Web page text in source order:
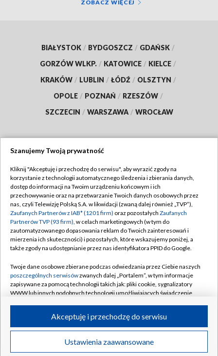
ZOBACZ WIĘCEJ
BIAŁYSTOK / BYDGOSZCZ / GDAŃSK /
GORZÓW WLKP. / KATOWICE / KIELCE /
KRAKÓW / LUBLIN / ŁÓDŹ / OLSZTYN /
OPOLE / POZNAŃ / RZESZÓW /
SZCZECIN / WARSZAWA / WROCŁAW
TVP
Abonament TVP
Emisja w TVP
Centrum informacji TVP
Naziemna Telewizja Cyfrowa
Rada Programowa
System NOS
Informacje o nadawcy
Program dla prasy
Ogłoszenie przetargowe
Regulamin TVP
Polityka prywatności
Moje zgody
Pomoc
Kontakt
Kanały
©2026 Telewizja Polska S.A. w likwidacji
Szanujemy Twoją prywatność
Kliknij "Akceptuję i przechodzę do serwisu", aby wyrazić zgody na
korzystanie z technologii automatycznego śledzenia i zbierania danych,
dostęp do informacji na Twoim urządzeniu końcowym i ich
przechowywanie oraz na przetwarzanie Twoich danych osobowych przez
nas, czyli Telewizję Polską S.A. w likwidacji (zwaną dalej również „TVP”),
Zaufanych Partnerów z IAB* (1201 firm) oraz pozostałych Zaufanych
Partnerów TVP (93 firm), w celach marketingowych (w tym do
zautomatyzowanego dopasowania reklam do Twoich zainteresowań i
mierzenia ich skuteczności) i pozostałych, które wskazujemy poniżej, a
także zgody na udostępnianie przez nas identyfikatora PPID do Google.
Twoje dane osobowe zbierane podczas odwiedzania przez Ciebie naszych
poszczególnych serwisówzwanych dalej „Portalem”, w tym informacje
zapisywane za pomocą technologii takich jak: pliki cookie, sygnalizatory
WWW lub innych podobnych technologii umożliwiających świadczenie
ruchu w Internecie.
Twoje dane osobowe zbierane podczas odwiedzania przez Ciebie
poszczególnych serwisówna Portalu, takie jak adresy IP, identyfikatory
Ustawienia zaawansowane
Akceptuję i przechodzę do serwisu